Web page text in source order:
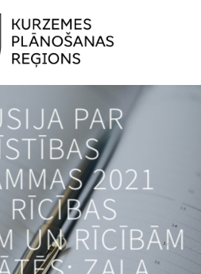
PAR
2021
UN RĪCĪBĀM